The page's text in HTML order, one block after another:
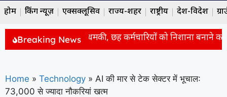
होम ब्रेकिंग न्यूज़ एक्सक्लूसिव राज्य-शहर राष्ट्रीय देश-विदेश
Breaking News
की वापसी पर आतंकी धमकी, छह कर्मचारियों को निशाना बनाने का
Home » Technology » AI की मार से टेक सेक्टर में भूचाल:
73,000 से ज्यादा नौकरियां खत्म